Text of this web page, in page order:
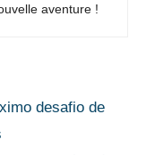
aventure !
desafio de